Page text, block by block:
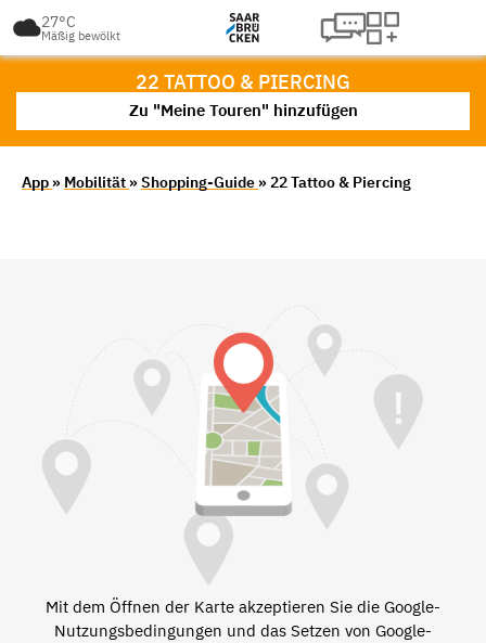
27°C
Mäßig bewölkt
22 TATTOO & PIERCING
Zu "Meine Touren" hinzufügen
App » Mobilität »Shopping-Guide » 22 Tattoo & Piercing
Mit dem Öffnen der Karte akzeptieren Sie die Google-
Nutzungsbedingungen und das Setzen von Google-